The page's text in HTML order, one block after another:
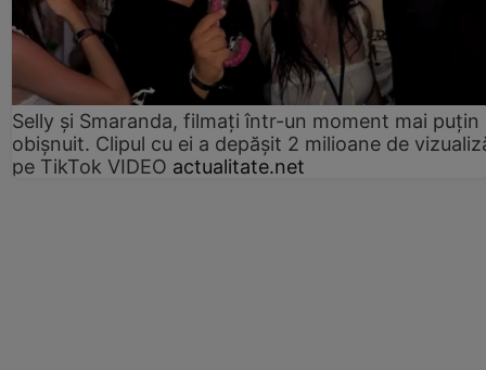
Selly și Smaranda, filmați într-un moment mai puțin
obișnuit. Clipul cu ei a depășit 2 milioane de
pe TikTok VIDEO actualitate.net